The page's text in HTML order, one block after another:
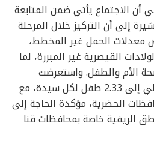
أن الاجتماع يأتي ضمن المتابعة
إلى أن التركيز خلال المرحلة
الحمل غير المخطط،
القيصرية غير المبررة، لما
الأم والطفل. واستعرضت
انخفاض معدل الإنجاب الكلي إلى 2.33 طفل لكل سيدة، مع
الحضرية، مؤكدة الحاجة إلى
الريفية خاصة بمحافظات قنا